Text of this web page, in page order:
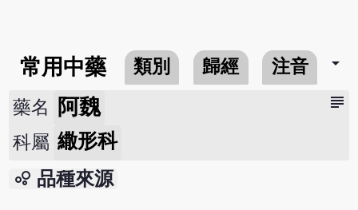
常用中藥 類別 歸經 注音 arrow_drop_down
subject
藥名 阿魏
科屬 繖形科
bubble_chart 品種來源